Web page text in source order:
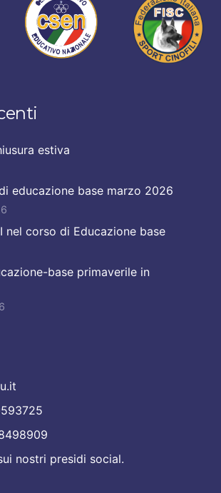
estiva
educazione base marzo 2026
nel corso di Educazione base
base primaverile in
nostri presidi social.